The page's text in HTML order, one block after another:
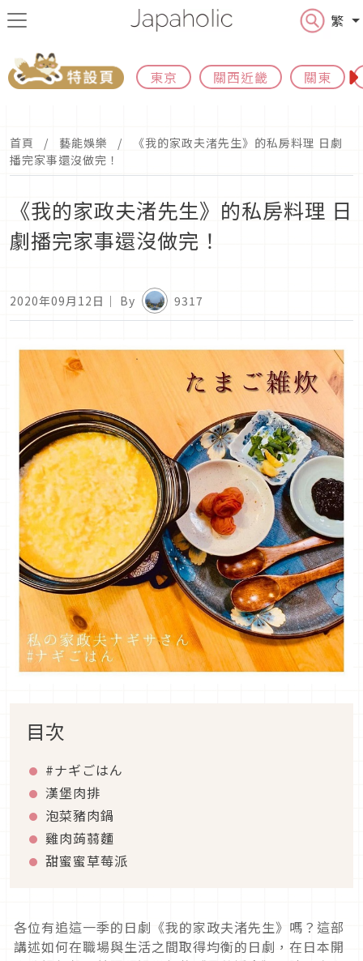
繁
東京 關西近畿 關東
首頁 藝能娛樂
《我的家政夫渚先生》的私房料理 日劇
播完家事還沒做完！
《我的家政夫渚先生》的私房料理 日
劇播完家事還沒做完！
2020年09月12日 ｜ By 9317
目次
#ナギごはん
漢堡肉排
泡菜豬肉鍋
雞肉蒟蒻麵
甜蜜蜜草莓派
各位有追這一季的日劇《我的家政夫渚先生》嗎？這部
講述如何在職場與生活之間取得均衡的日劇，在日本開